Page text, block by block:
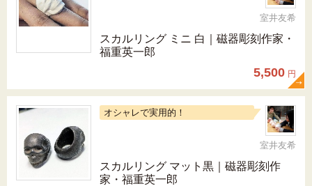
室井友希
スカルリング ミニ 白｜磁器彫刻作家・
福重英一郎
5,500 円
オシャレで実用的！
室井友希
スカルリング マット黒｜磁器彫刻作
家・福重英一郎